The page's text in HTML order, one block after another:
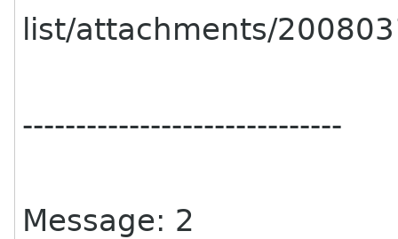
list/attachments/
------------------------------
Message: 2